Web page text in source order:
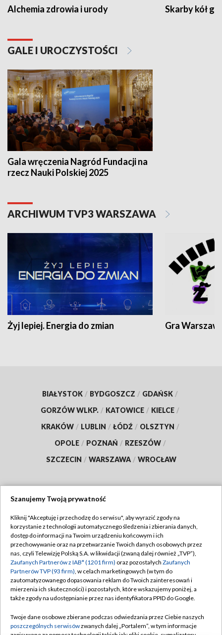
Alchemia zdrowia i urody Skarby kół
GALE I UROCZYSTOŚCI
Gala wręczenia Nagród Fundacji na
rzecz Nauki Polskiej 2025
ARCHIWUM TVP3 WARSZAWA
Żyj lepiej. Energia do zmian Gra
BIAŁYSTOK / BYDGOSZCZ / GDAŃSK /
GORZÓW WLKP. / KATOWICE / KIELCE /
KRAKÓW / LUBLIN / ŁÓDŹ / OLSZTYN /
OPOLE / POZNAŃ / RZESZÓW /
SZCZECIN / WARSZAWA / WROCŁAW
TVP
Abonament TVP
Emisja w TVP
Centrum informacji TVP
Naziemna Telewizja Cyfrowa
Rada Programowa
Regulamin TVP
Polityka prywatności
Moje zgody
Pomoc
Kontakt
Szanujemy Twoją prywatność
Kliknij "Akceptuję i przechodzę do serwisu", aby wyrazić zgody na
korzystanie z technologii automatycznego śledzenia i zbierania danych,
dostęp do informacji na Twoim urządzeniu końcowym i ich
przechowywanie oraz na przetwarzanie Twoich danych osobowych przez
nas, czyli Telewizję Polską S.A. w likwidacji (zwaną dalej również „TVP”),
Zaufanych Partnerów z IAB* (1201 firm) oraz pozostałych Zaufanych
Partnerów TVP (93 firm), w celach marketingowych (w tym do
zautomatyzowanego dopasowania reklam do Twoich zainteresowań i
mierzenia ich skuteczności) i pozostałych, które wskazujemy poniżej, a
także zgody na udostępnianie przez nas identyfikatora PPID do Google.
Twoje dane osobowe zbierane podczas odwiedzania przez Ciebie naszych
poszczególnych serwisówzwanych dalej „Portalem”, w tym informacje